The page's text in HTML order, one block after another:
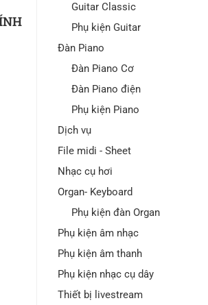
Guitar Classic
Phụ kiện Guitar
Đàn Piano
Đàn Piano Cơ
Đàn Piano điện
Phụ kiện Piano
Dịch vụ
File midi - Sheet
Nhạc cụ hơi
Organ- Keyboard
Phụ kiện đàn Organ
Phụ kiện âm nhạc
Phụ kiện âm thanh
Phụ kiện nhạc cụ dây
Thiết bị livestream